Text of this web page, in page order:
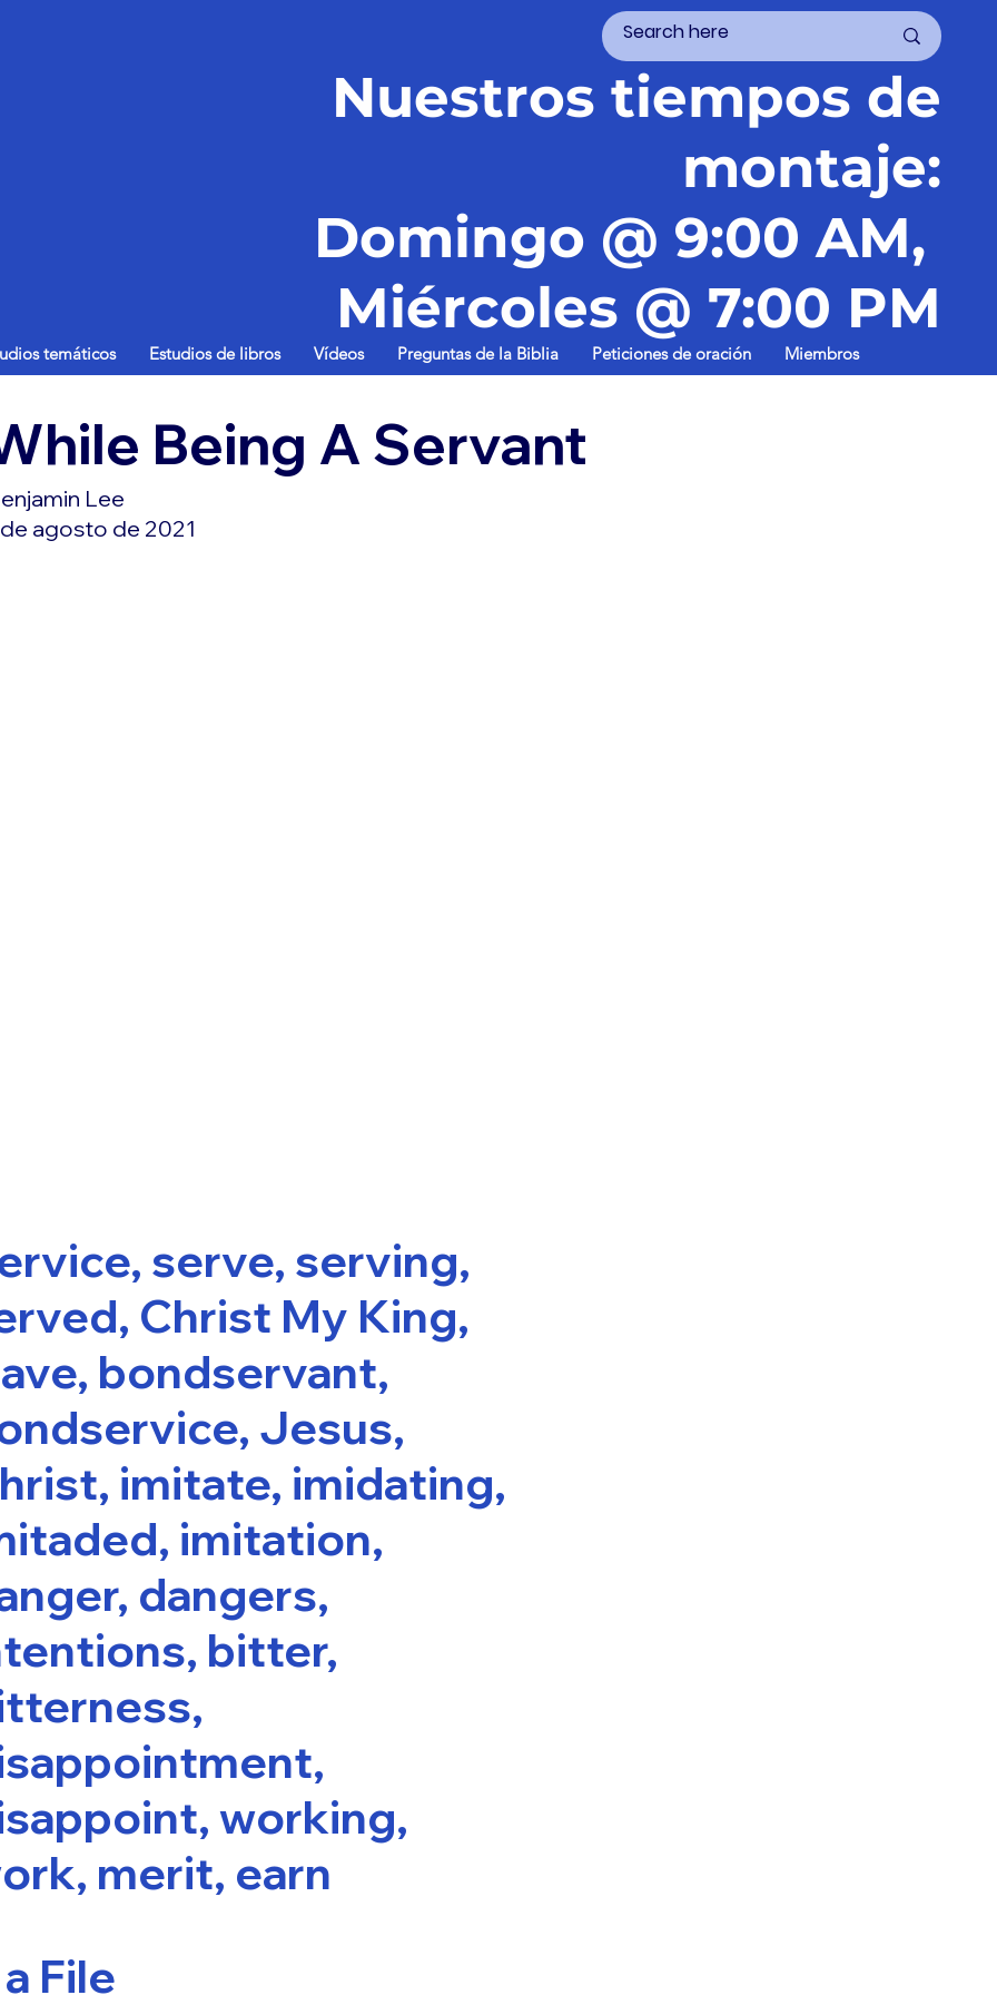
Nuestros tiempos de
montaje:
Domingo @ 9:00 AM,
Miércoles @ 7:00 PM
temáticos Estudios de libros Vídeos Preguntas de la Biblia Peticiones de oración Miembros
Being A Servant
Lee
de agosto de 2021
serve, serving,
Christ My King,
bondservant,
Jesus,
imitate, imidating,
imitation,
dangers,
bitter,
working,
merit, earn
File